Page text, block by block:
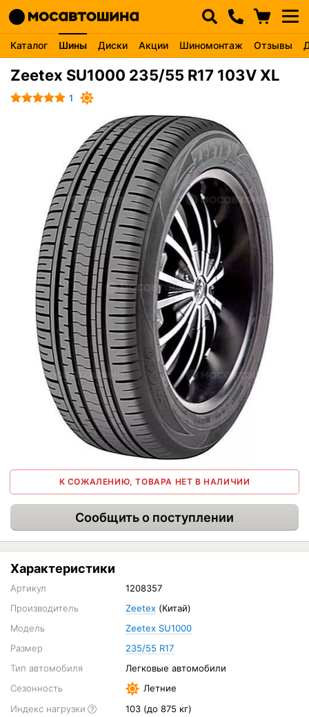
Каталог Шины Диски Акции Шиномонтаж Отзывы
Zeetex SU1000 235/55 R17 103V XL
1
К СОЖАЛЕНИЮ, ТОВАРА НЕТ В НАЛИЧИИ
Сообщить о поступлении
Характеристики
Артикул
1208357
Производитель
Zeetex (Китай)
Модель
Zeetex SU1000
Размер
235/55 R17
Тип автомобиля
Легковые автомобили
Сезонность
Летние
Индекс нагрузки
103 (до 875 кг)